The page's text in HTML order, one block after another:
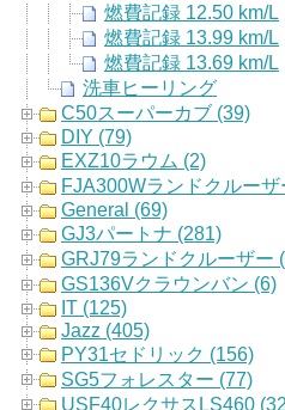
燃費記録 12.50 km/L
燃費記録 13.99 km/L
燃費記録 13.69 km/L
洗車ヒーリング
C50スーパーカブ (39)
DIY (79)
EXZ10ラウム (2)
FJA300Wランドクルー
General (69)
GJ3パートナ (281)
GRJ79ランドクルーザー
GS136Vクラウンバン (6)
IT (125)
Jazz (405)
PY31セドリック (156)
SG5フォレスター (77)
USF40レクサスLS460